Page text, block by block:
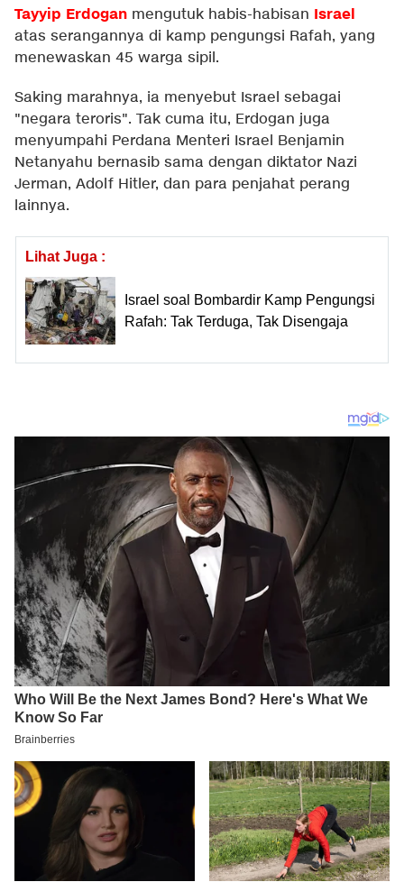
Tayyip Erdogan mengutuk habis-habisan Israel
atas serangannya di kamp pengungsi Rafah, yang
menewaskan 45 warga sipil.
Saking marahnya, ia menyebut Israel sebagai
"negara teroris". Tak cuma itu, Erdogan juga
menyumpahi Perdana Menteri Israel Benjamin
Netanyahu bernasib sama dengan diktator Nazi
Jerman, Adolf Hitler, dan para penjahat perang
lainnya.
Lihat Juga :
Israel soal Bombardir Kamp Pengungsi
Rafah: Tak Terduga, Tak Disengaja